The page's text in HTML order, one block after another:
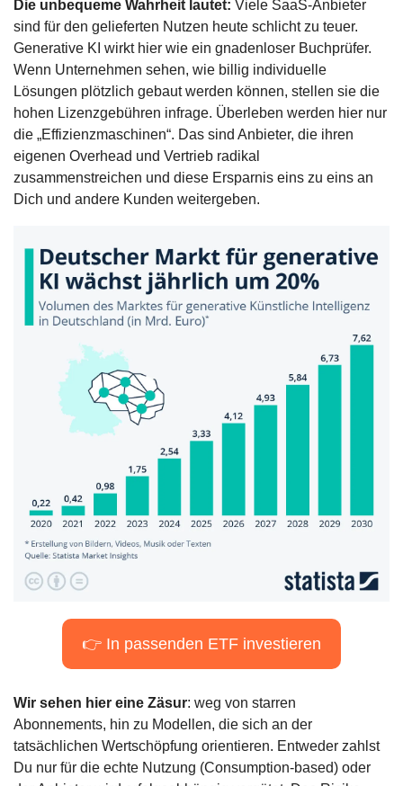
Die unbequeme Wahrheit lautet: Viele SaaS-Anbieter
sind für den gelieferten Nutzen heute schlicht zu teuer.
Generative KI wirkt hier wie ein gnadenloser Buchprüfer.
Wenn Unternehmen sehen, wie billig individuelle
Lösungen plötzlich gebaut werden können, stellen sie die
hohen Lizenzgebühren infrage. Überleben werden hier nur
die „Effizienzmaschinen“. Das sind Anbieter, die ihren
eigenen Overhead und Vertrieb radikal
zusammenstreichen und diese Ersparnis eins zu eins an
Dich und andere Kunden weitergeben.
👉 In passenden ETF investieren
Wir sehen hier eine Zäsur: weg von starren
Abonnements, hin zu Modellen, die sich an der
tatsächlichen Wertschöpfung orientieren. Entweder zahlst
Du nur für die echte Nutzung (Consumption-based) oder